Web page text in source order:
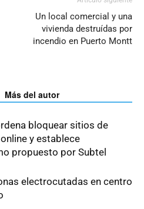
Un local comercial y una
vivienda destruídas por
incendio en Puerto Montt
Más del autor
bloquear sitios de
y establece
propuesto por Subtel
electrocutadas en centro